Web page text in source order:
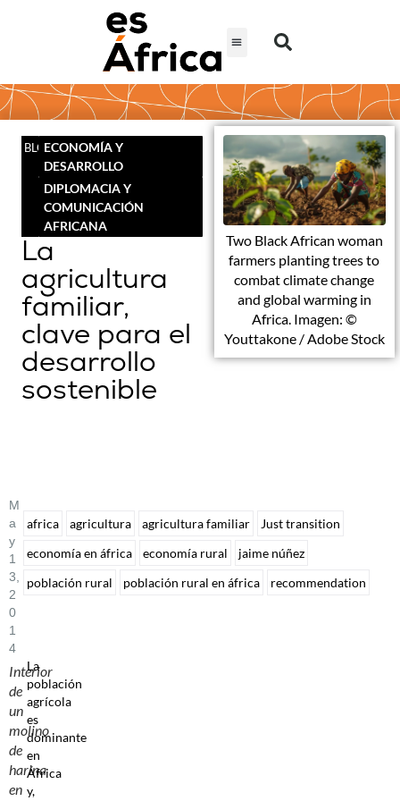
BLOGECONOMÍA Y
DESARROLLO
DIPLOMACIA Y
COMUNICACIÓN
AFRICANA
La
agricultura
familiar,
clave para el
desarrollo
sostenible
Two Black African woman
farmers planting trees to
combat climate change
and global warming in
Africa. Imagen: ©
Youttakone / Adobe Stock
M
A
Y
1
3,
2
0
1
4
Interior
de
un
molino
de
harina
en
La
población
agrícola
es
dominante
en
África
y,
africa agricultura agricultura familiar
Just transition
economía en áfrica
economía rural
jaime núñez
población rural
población rural en áfrica recommendation